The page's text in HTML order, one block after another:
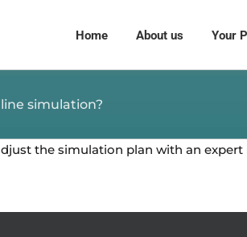
Home About us Your
simulation?
the simulation plan with an